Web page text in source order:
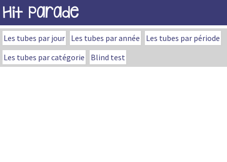
Hit Parade
Les tubes par jour Les tubes par année
Les tubes par période
Les tubes par catégorie
Blind test